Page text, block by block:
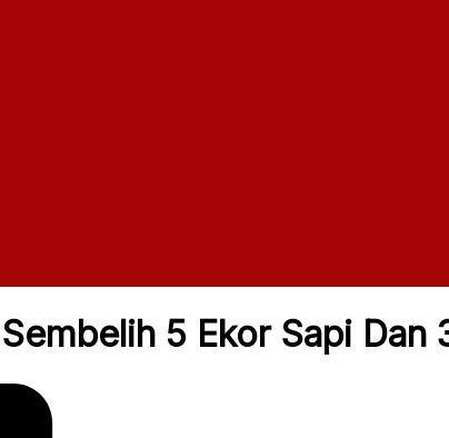
5 Ekor Sapi Dan